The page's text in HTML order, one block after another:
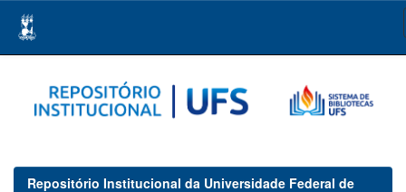
navigation
Repositório Institucional da Universidade Federal de